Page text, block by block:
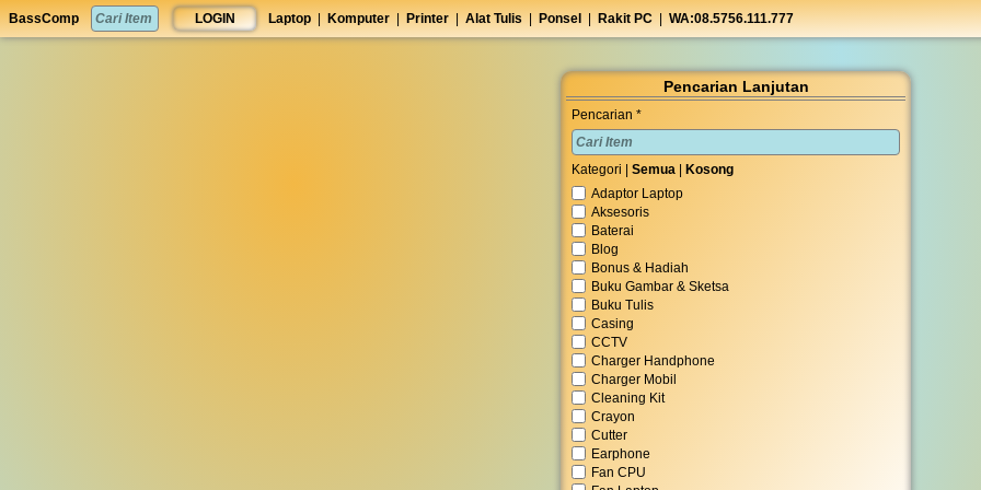
BassComp LOGIN Laptop Komputer Printer Alat Tulis Ponsel Rakit PC WA:08.5756.111.777
anti
lelet
Pencarian Lanjutan
Pencarian *
Kategori | Semua
Kosong
Adaptor Laptop
Aksesoris
Baterai
Blog
Bonus & Hadiah
Buku Gambar & Sketsa
Buku Tulis
Casing
CCTV
Charger Handphone
Charger Mobil
Cleaning Kit
Crayon
Cutter
Earphone
Fan CPU